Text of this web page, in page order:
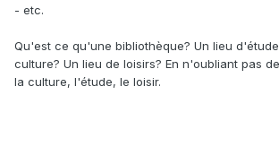
- etc.
Qu'est ce qu'une bibliothèque? Un lieu
culture? Un lieu de loisirs? En n'oubliant pas
la culture, l'étude, le loisir.